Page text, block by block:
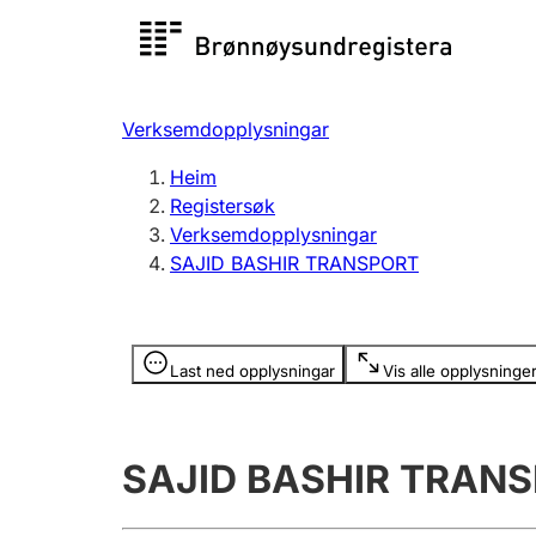
Registersøk
Registrere, endre, slette
Verksemdopplysningar
Heim
Registersøk
Verksemdopplysningar
SAJID BASHIR TRANSPORT
Last ned opplysningar Vis alle opplysninger
Opplysninger er skjult
SAJID BASHIR